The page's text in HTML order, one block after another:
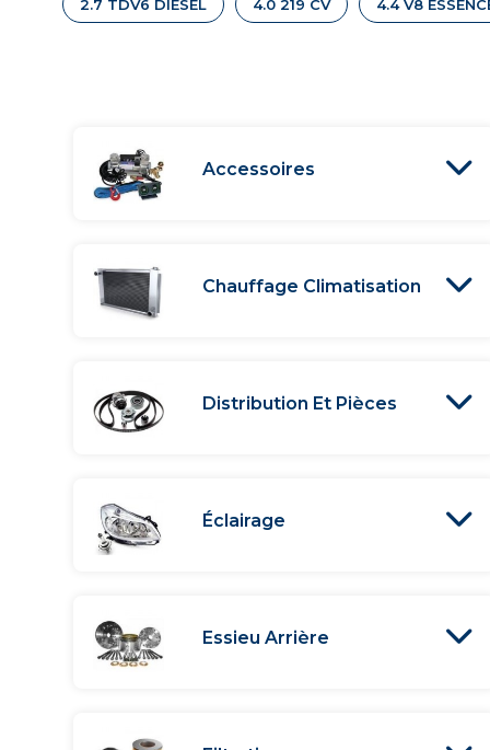
2.7 TDV6 DIESEL 4.0 219 CV 4.4 V8
Accessoires
Chauffage Climatisation
Distribution Et Pièces
Éclairage
Essieu Arrière